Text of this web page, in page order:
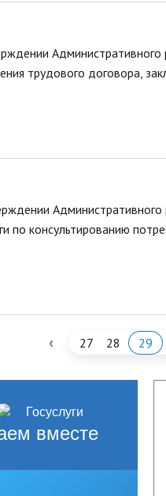
трудового договора,
по консультированию
‹ 27 28 29
вместе